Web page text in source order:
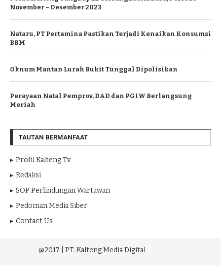
November – Desember 2023
Nataru, PT Pertamina Pastikan Terjadi Kenaikan Konsumsi
BBM
Oknum Mantan Lurah Bukit Tunggal Dipolisikan
Perayaan Natal Pemprov, DAD dan PGIW Berlangsung
Meriah
TAUTAN BERMANFAAT
Profil Kalteng Tv
Redaksi
SOP Perlindungan Wartawan
Pedoman Media Siber
Contact Us
@2017 | PT. Kalteng Media Digital